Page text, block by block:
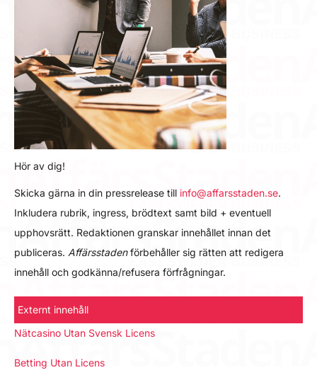
Hör av dig!
Skicka gärna in din pressrelease till info@affarsstaden.se.
Inkludera rubrik, ingress, brödtext samt bild + eventuell
upphovsrätt. Redaktionen granskar innehållet innan det
publiceras. Affärsstadenförbehåller sig rätten att redigera
innehåll och godkänna/refusera förfrågningar.
Externt innehåll
Nätcasino Utan Svensk Licens
Betting Utan Licens